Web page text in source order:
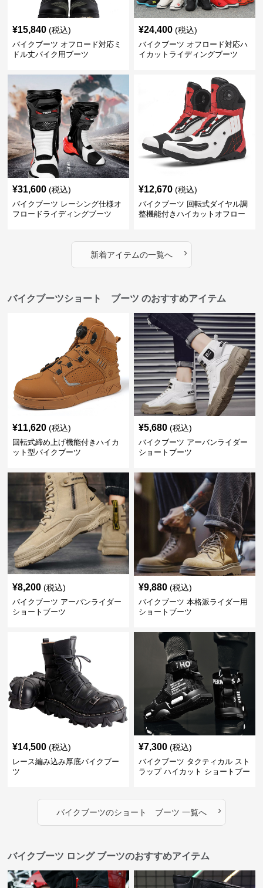
¥15,840 (税込)
バイクブーツ オフロード対応ミ
ドル丈バイク用ブーツ
¥24,400 (税込)
バイクブーツ オフロード対応ハ
イカットライディングブーツ
¥31,600 (税込)
バイクブーツ レーシング仕様オ
フロードライディングブーツ
¥12,670 (税込)
バイクブーツ 回転式ダイヤル調
整機能付きハイカットオフロー
新着アイテムの一覧へ ›
バイクブーツショート ブーツ のおすすめアイテム
¥11,620 (税込)
回転式締め上げ機能付きハイカ
ット型バイクブーツ
¥5,680 (税込)
バイクブーツ アーバンライダー
ショートブーツ
¥8,200 (税込)
バイクブーツ アーバンライダー
ショートブーツ
¥9,880 (税込)
バイクブーツ 本格派ライダー用
ショートブーツ
¥14,500 (税込)
レース編み込み厚底バイクブー
ツ
¥7,300 (税込)
バイクブーツ タクティカル スト
ラップ ハイカット ショートブー
バイクブーツのショート ブーツ 一覧へ ›
バイクブーツ ロング ブーツのおすすめアイテム